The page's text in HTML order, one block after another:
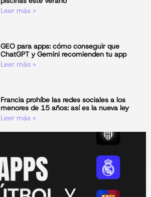
Leer más »
GEO para apps: cómo conseguir que
ChatGPT y Gemini recomienden tu app
Leer más »
Francia prohíbe las redes sociales a los
menores de 15 años: así es la nueva ley
Leer más »